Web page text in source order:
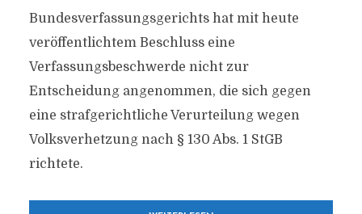
Bundesverfassungsgerichts hat mit heute
veröffentlichtem Beschluss eine
Verfassungsbeschwerde nicht zur
Entscheidung angenommen, die sich gegen
eine strafgerichtliche Verurteilung wegen
Volksverhetzung nach § 130 Abs. 1 StGB
richtete.